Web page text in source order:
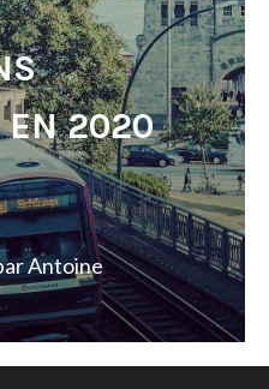
EN 2020
Antoine